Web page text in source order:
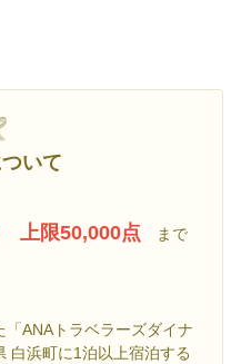
いて
上限50,000点
まで
ANAトラベラーズダイナ
白浜町に1泊以上宿泊する